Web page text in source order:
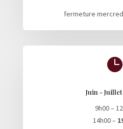
fermeture

Juin -
9h00 –
14h00 –